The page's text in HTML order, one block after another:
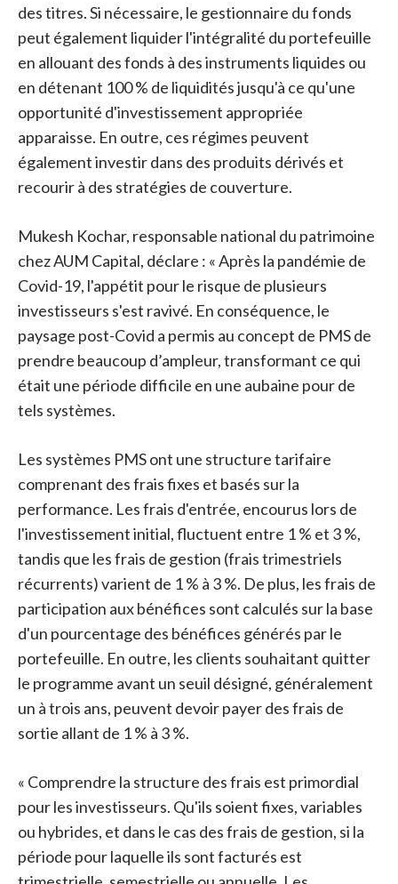
des titres. Si nécessaire, le gestionnaire du fonds
peut également liquider l'intégralité du portefeuille
en allouant des fonds à des instruments liquides ou
en détenant 100 % de liquidités jusqu'à ce qu'une
opportunité d'investissement appropriée
apparaisse. En outre, ces régimes peuvent
également investir dans des produits dérivés et
recourir à des stratégies de couverture.
Mukesh Kochar, responsable national du patrimoine
chez AUM Capital, déclare : « Après la pandémie de
Covid-19, l'appétit pour le risque de plusieurs
investisseurs s'est ravivé. En conséquence, le
paysage post-Covid a permis au concept de PMS de
prendre beaucoup d’ampleur, transformant ce qui
était une période difficile en une aubaine pour de
tels systèmes.
Les systèmes PMS ont une structure tarifaire
comprenant des frais fixes et basés sur la
performance. Les frais d'entrée, encourus lors de
l'investissement initial, fluctuent entre 1 % et 3 %,
tandis que les frais de gestion (frais trimestriels
récurrents) varient de 1 % à 3 %. De plus, les frais de
participation aux bénéfices sont calculés sur la base
d'un pourcentage des bénéfices générés par le
portefeuille. En outre, les clients souhaitant quitter
le programme avant un seuil désigné, généralement
un à trois ans, peuvent devoir payer des frais de
sortie allant de 1 % à 3 %.
« Comprendre la structure des frais est primordial
pour les investisseurs. Qu'ils soient fixes, variables
ou hybrides, et dans le cas des frais de gestion, si la
période pour laquelle ils sont facturés est